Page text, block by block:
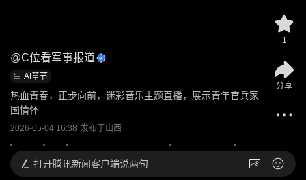
@C位看军事报道
AI章节
热血青春，正步向前，迷彩音乐主题直播，展示青年官兵家
国情怀
2026-05-04 16:38 发布于山西
1
分享
打开腾讯新闻客户端说两句